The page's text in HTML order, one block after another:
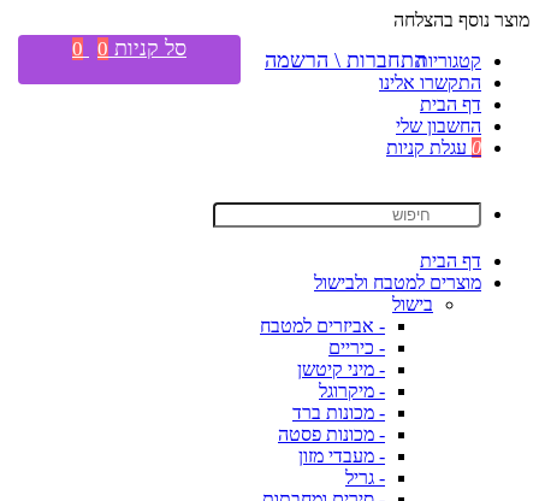
מוצר נוסף בהצלחה
קטגוריות
התקשרו אלינו
דף הבית
החשבון שלי
0 עגלת קניות
דף הבית
מוצרים למטבח ולבישול
בישול
- אביזרים למטבח
- כיריים
- מיני קיטשן
- מיקרוגל
- מכונות ברד
- מכונות פסטה
- מעבדי מזון
- גריל
התחברות \ הרשמה סל קניות 0
0